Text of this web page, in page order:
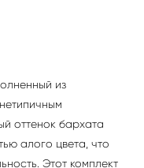
из
оттенок бархата
алого цвета, что
Этот комплект